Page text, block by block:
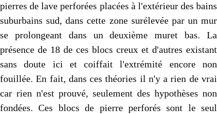
pierres de lave perforées placées à l'extérieur des bains
suburbains sud, dans cette zone surélevée par un mur
se prolongeant dans un deuxième muret bas. La
présence de 18 de ces blocs creux et d'autres existant
sans doute ici et coiffait l'extrémité encore non
fouillée. En fait, dans ces théories il n'y a rien de vrai
car rien n'est prouvé, seulement des hypothèses non
fondées. Ces blocs de pierre perforés sont le seul